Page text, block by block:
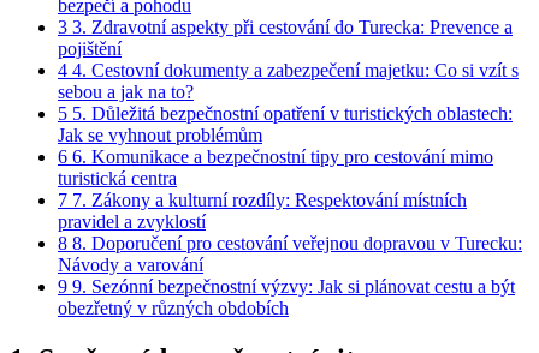
bezpečí a pohodu
3 3. Zdravotní aspekty při cestování do Turecka: Prevence a
pojištění
4 4. Cestovní dokumenty a zabezpečení majetku: Co si vzít s
sebou a jak na to?
5 5. Důležitá bezpečnostní opatření v turistických oblastech:
Jak se vyhnout problémům
6 6. Komunikace a bezpečnostní tipy pro cestování mimo
turistická centra
7 7. Zákony a kulturní rozdíly: Respektování místních
pravidel a zvyklostí
8 8. Doporučení pro cestování veřejnou dopravou v Turecku:
Návody a varování
9 9. Sezónní bezpečnostní výzvy: Jak si plánovat cestu a být
obezřetný v různých obdobích